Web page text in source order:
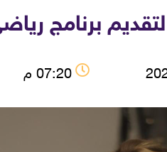
برنامج
07:20 م